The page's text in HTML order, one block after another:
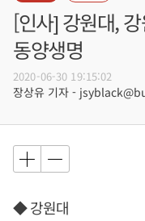
[인사] 강원대,
동양생명
2020-06-30 19:15:02
장상유 기자 -
◆ 강원대